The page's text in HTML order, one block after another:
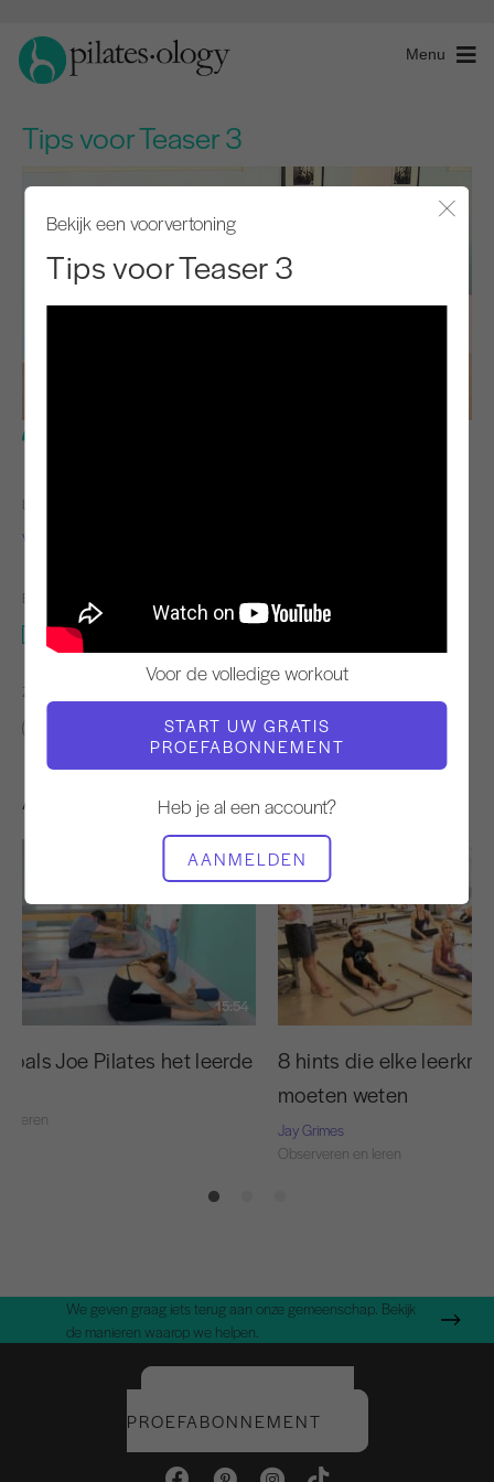
Menu
Tips voor Teaser 3
Bekijk een voorvertoning
Tips voor Teaser 3
Voor de volledige workout
START UW GRATIS
PROEFABONNEMENT
Heb je al een account?
AANMELDEN
LERAAR
Victoria Torrie-Capan
BENODIGDE APPARATUUR
Mat
ZOEK VERGELIJKBARE LESSEN VOOR
Andere workouts die je misschien leuk vindt
15:54
Joe Pilates het leerde
leren
8 hints die elke
moeten weten
Jay Grimes
Observeren en leren
We geven graag iets terug aan onze gemeenschap. Bekijk
de manieren waarop we helpen.
PROEFABONNEMENT